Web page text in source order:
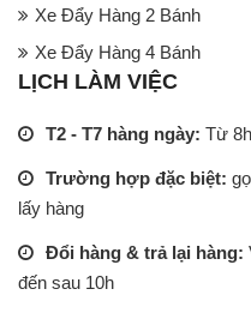
Xe Đẩy Hàng 2 Bánh
Xe Đẩy Hàng 4 Bánh
LỊCH LÀM VIỆC
T2 - T7 hàng ngày: Từ
Trường hợp đặc biệt:
lấy hàng
Đổi hàng & trả lại hàng:
đến sau 10h